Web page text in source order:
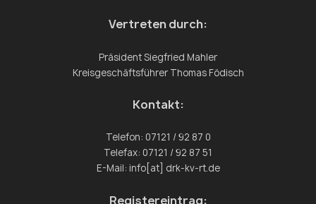
Vertreten durch:
Präsident Siegfried Mahler
Kreisgeschäftsführer Thomas Födisch
Kontakt:
Telefon: 07121 / 92 87 0
Telefax: 07121 / 92 87 51
E-Mail: info[at] drk-kv-rt.de
Registereintrag: